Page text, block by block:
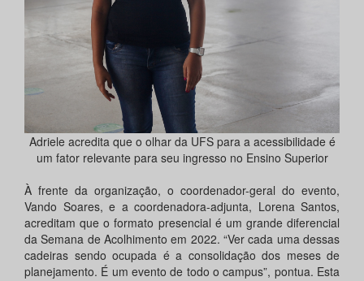
Adriele acredita que o olhar da UFS para a acessibilidade é
um fator relevante para seu ingresso no Ensino Superior
À frente da organização, o coordenador-geral do evento,
Vando Soares, e a coordenadora-adjunta, Lorena Santos,
acreditam que o formato presencial é um grande diferencial
da Semana de Acolhimento em 2022. “Ver cada uma dessas
cadeiras sendo ocupada é a consolidação dos meses de
planejamento. É um evento de todo o campus”, pontua. Esta